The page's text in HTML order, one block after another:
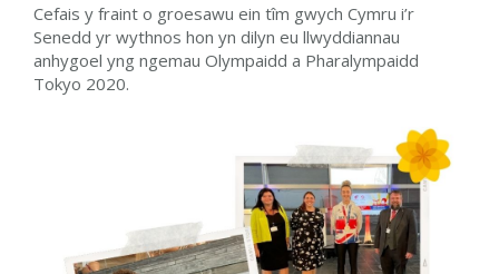
Cefais y fraint o groesawu ein tîm gwych Cymru i’r
Senedd yr wythnos hon yn dilyn eu llwyddiannau
anhygoel yng ngemau Olympaidd a Pharalympaidd
Tokyo 2020.